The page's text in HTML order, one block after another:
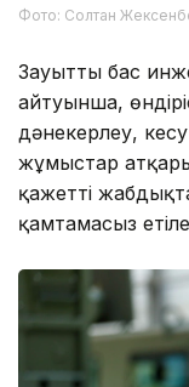
Фото: Солтан
Зауыттың бас
айтуынша,
дәнекерлеу,
жұмыстар
қажетті
қамтамасыз